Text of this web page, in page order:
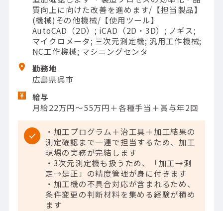
質向上に向けた改善を進めます/【担当製品】
(機械)その他機械/【使用ツール】
AutoCAD（2D）; iCAD（2D・3D）; ノギス;
マイクロメータ; 三次元測定機; 汎用工作機械;
NC工作機械; マシニングセンタ
勤務地
広島県呉市
給与
月給22万円～55万円＋各種手当＋賞与年2回
・加工プログラム＋治工具＋加工結果の
測定確認まで一連で担当するため、加工
現場の実務が完結します
・3次元測定機も扱うため、「加工→測
定→是正」の精度管理が身に付きます
・加工機の不具合対応が含まれるため、
条件変更の判断材料を集める経験が積め
ます